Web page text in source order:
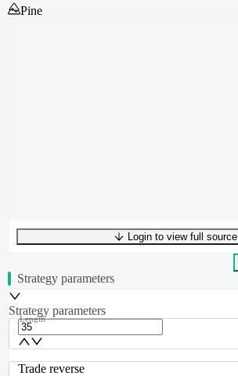
Pine
UTF-8314 bytes41 words0 linesLn 1,Col 0
Login to view full source
Strategy parameters
Strategy parameters
Length
Trade reverse